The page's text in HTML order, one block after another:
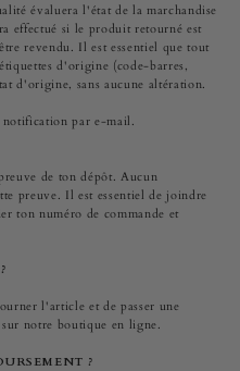
évaluera l'état de la marchandise
effectué si le produit retourné est
revendu. Il est essentiel que tout
d'origine (code-barres,
d'origine, sans aucune altération.
notification par e-mail.
de ton dépôt. Aucun
preuve. Il est essentiel de joindre
ton numéro de commande et
l'article et de passer une
notre boutique en ligne.
?